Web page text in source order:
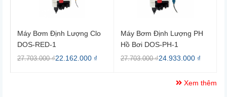
Máy Bơm Định Lượng Clo
DOS-RED-1
27.703.000 ₫22.162.000 ₫
Máy Bơm Định Lượng PH
Hồ Bơi DOS-PH-1
27.703.000 ₫24.933.000 ₫
Xem thêm